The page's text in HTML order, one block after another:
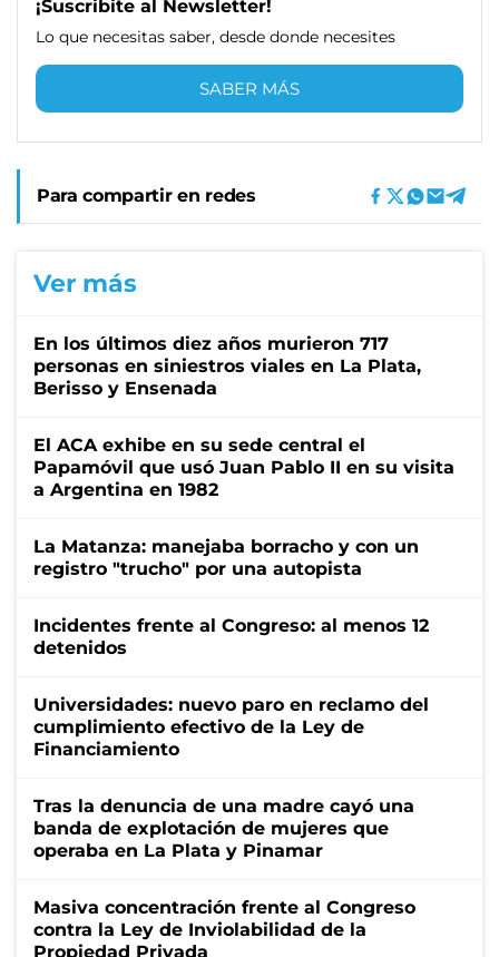
¡Suscribite al Newsletter!
Lo que necesitas saber, desde donde necesites
SABER MÁS
Para compartir en redes
Ver más
En los últimos diez años murieron 717
personas en siniestros viales en La Plata,
Berisso y Ensenada
El ACA exhibe en su sede central el
Papamóvil que usó Juan Pablo II en su visita
a Argentina en 1982
La Matanza: manejaba borracho y con un
registro "trucho" por una autopista
Incidentes frente al Congreso: al menos 12
detenidos
Universidades: nuevo paro en reclamo del
cumplimiento efectivo de la Ley de
Financiamiento
Tras la denuncia de una madre cayó una
banda de explotación de mujeres que
operaba en La Plata y Pinamar
Masiva concentración frente al Congreso
contra la Ley de Inviolabilidad de la
Propiedad Privada